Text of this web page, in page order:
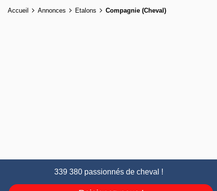
Accueil Annonces Etalons Compagnie (Cheval)
339 380 passionnés de cheval !